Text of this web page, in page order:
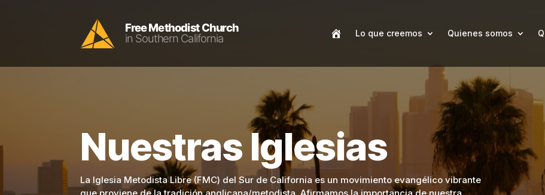
Lo que creemos Quienes somos
Nuestras Iglesias
La Iglesia Metodista Libre (FMC) del Sur de California es un movimiento evangélico vibrante